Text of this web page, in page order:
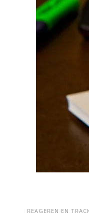
REAGEREN EN